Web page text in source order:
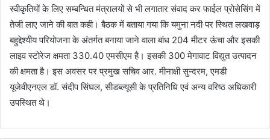
स्वीकृतियों के लिए सम्बन्धित मंत्रालयों से भी लगातार संवाद कर फाईल प्रोसेसिंग में
तेजी लाए जाने की बात कही। बैठक में बताया गया कि यमुना नदी पर स्थित लखवाड़
बहुद्देश्यीय परियोजना के अंतर्गत बनाया जाने वाला बांध 204 मीटर ऊंचा और इसकी
लाइव स्टोरेज क्षमता 330.40 एमसीएम है। इसकी 300 मेगावाट विद्युत उत्पादन
की क्षमता है। इस अवसर पर प्रमुख सचिव आर. मीनाक्षी सुन्दरम, एमडी
यूजेवीएनएल डॉ. संदीप सिंघल, सीडब्ल्यूसी के प्रतिनिधि एवं अन्य वरिष्ठ अधिकारी
उपस्थित थे।